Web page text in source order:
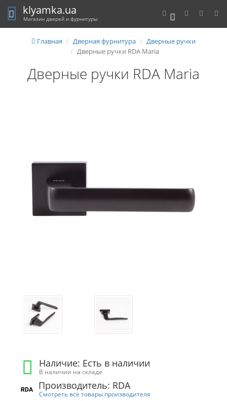
0
klyamka.ua
Магазин дверей и фурнитуры
Главная Дверная фурнитура
Дверные ручки
Дверные ручки RDA Maria
Дверные ручки RDA Maria
Наличие: Есть в наличии
В наличии на складе
Производитель: RDA
Смотреть все товары производителя